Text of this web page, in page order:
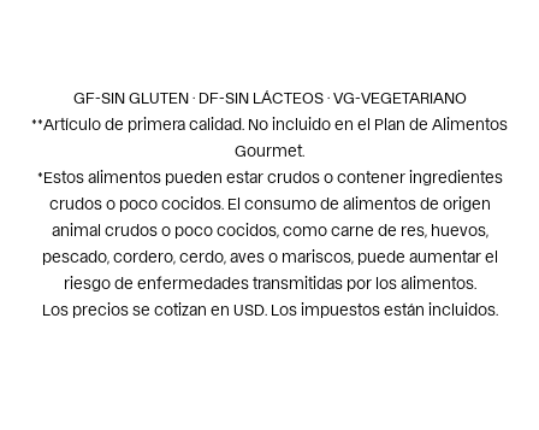
GF-SIN GLUTEN · DF-SIN LÁCTEOS · VG-VEGETARIANO
**Artículo de primera calidad. No incluido en el Plan de Alimentos
Gourmet.
*Estos alimentos pueden estar crudos o contener ingredientes
crudos o poco cocidos. El consumo de alimentos de origen
animal crudos o poco cocidos, como carne de res, huevos,
pescado, cordero, cerdo, aves o mariscos, puede aumentar el
riesgo de enfermedades transmitidas por los alimentos.
Los precios se cotizan en USD. Los impuestos están incluidos.